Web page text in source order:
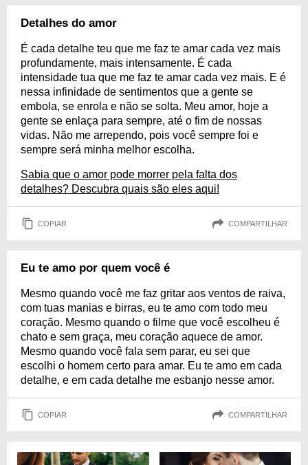
Detalhes do amor
É cada detalhe teu que me faz te amar cada vez mais
profundamente, mais intensamente. É cada
intensidade tua que me faz te amar cada vez mais. E é
nessa infinidade de sentimentos que a gente se
embola, se enrola e não se solta. Meu amor, hoje a
gente se enlaça para sempre, até o fim de nossas
vidas. Não me arrependo, pois você sempre foi e
sempre será minha melhor escolha.
Sabia que o amor pode morrer pela falta dos
detalhes? Descubra quais são eles aqui!
COPIAR COMPARTILHAR
Eu te amo por quem você é
Mesmo quando você me faz gritar aos ventos de raiva,
com tuas manias e birras, eu te amo com todo meu
coração. Mesmo quando o filme que você escolheu é
chato e sem graça, meu coração aquece de amor.
Mesmo quando você fala sem parar, eu sei que
escolhi o homem certo para amar. Eu te amo em cada
detalhe, e em cada detalhe me esbanjo nesse amor.
COPIAR COMPARTILHAR